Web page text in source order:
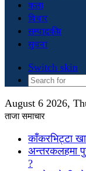
कला
विचार
सम्पादकीय
सुचना
Switch skin
August 6 2026,
ताजा समाचार
काँकरभिट्टा
अन्तरकलहमा
?